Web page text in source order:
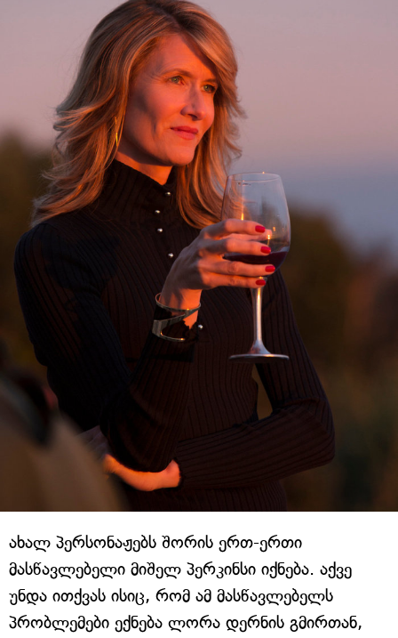
ახალ პერსონაჟებს შორის ერთ-ერთი
მასწავლებელი მიშელ პერკინსი იქნება. აქვე
უნდა ითქვას ისიც, რომ ამ მასწავლებელს
პრობლემები ექნება ლორა დერნის გმირთან,